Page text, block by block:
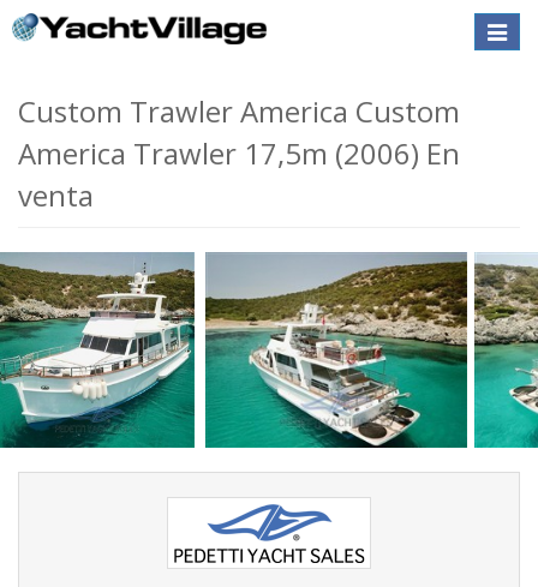
Toggle
Custom Trawler America Custom
America Trawler 17,5m (2006) En
venta